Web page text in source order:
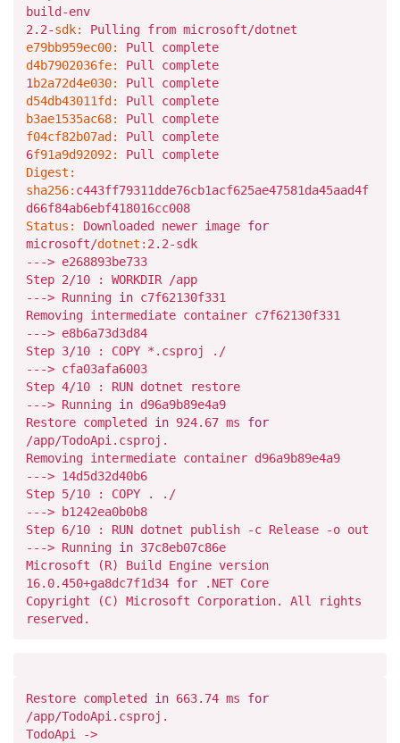
build-env
2.2-sdk:
Pulling from microsoft/dotnet
e79bb959ec00:
Pull complete
d4b7902036fe:
Pull complete
1b2a72d4e030:
Pull complete
d54db43011fd:
Pull complete
b3ae1535ac68:
Pull complete
f04cf82b07ad:
Pull complete
6f91a9d92092:
Pull complete
Digest:
sha256: c443ff79311dde76cb1acf625ae47581da45aad4f
d66f84ab6ebf418016cc008
Status:
Downloaded newer image for
microsoft/dotnet: 2.2-sdk
---> e268893be733
Step 2/10 : WORKDIR /app
---> Running inc7f62130f331
Removing intermediate container c7f62130f331
---> e8b6a73d3d84
Step 3/10 : COPY *.csproj ./
---> cfa03afa6003
Step 4/10: RUN dotnet restore
---> Running ind96a9b89e4a9
Restore completed in 924.67ms for
/app/TodoApi.csproj.
Removing intermediate container d96a9b89e4a9
---> 14d5d32d40b6
Step 5/10 : COPY . ./
---> b1242ea0b0b8
Step 6/10: RUN dotnet publish -c Release -o out
---> Running in 37c8eb07c86e
Microsoft (R) Build Engine version
16.0.450+ga8dc7f1d34 for.NET Core
Copyright (C) Microsoft Corporation. All rights
reserved.
Restore completed in 663.74ms for
/app/TodoApi.csproj.
TodoApi ->